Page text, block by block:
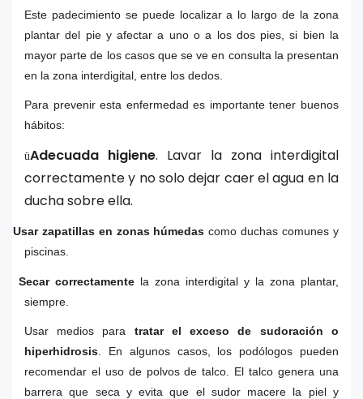
Este padecimiento se puede localizar a lo largo de la zona
plantar del pie y afectar a uno o a los dos pies, si bien la
mayor parte de los casos que se ve en consulta la presentan
en la zona interdigital, entre los dedos.
Para prevenir esta enfermedad es importante tener buenos
hábitos:
üAdecuada higiene. Lavar la zona interdigital
correctamente y no solo dejar caer el agua en la
ducha sobre ella.
Usar zapatillas en zonas húmedas como duchas comunes y
piscinas.
Secar correctamente la zona interdigital y la zona plantar,
siempre.
Usar medios para tratar el exceso de sudoración o
hiperhidrosis . En algunos casos, los podólogos pueden
recomendar el uso de polvos de talco. El talco genera una
barrera que seca y evita que el sudor macere la piel y